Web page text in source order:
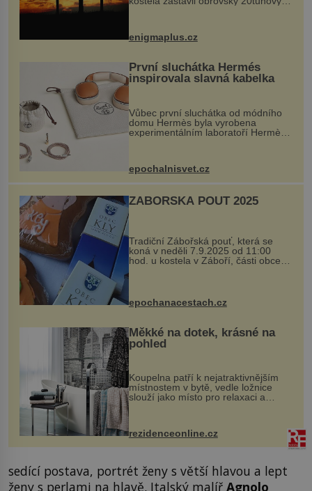
...
enigmaplus.cz
První sluchátka Hermés
inspirovala slavná kabelka
Vůbec první sluchátka od módního
domu Hermès byla vyrobena
experimentálním laboratoří Hermès
kovový...
epochalnisvet.cz
ZÁBOŘSKÁ POUŤ 2025
Tradiční Zábořská pouť, která se
koná v neděli 7.9.2025 od 11:00
hod. u kostela v Záboří, části obce
Kly u Mělníka. V programu naleznete
komentovanou prohlídku kostela,
epochanacestach.cz
Měkké na dotek, krásné na
pohled
Koupelna patří k nejatraktivnějším
místnostem v bytě, vedle ložnice
slouží jako místo pro relaxaci a
odpočinek. Koupelnový textil –
ručníky, osušky a koberečky –
proutku...
rezidenceonline.cz
sedící postava, portrét ženy s větší hlavou a lept
ženy s perlami na hlavě. Italský malíř Agnolo